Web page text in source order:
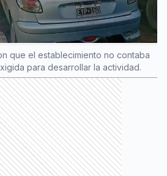
que el establecimiento no contaba
para desarrollar la actividad.